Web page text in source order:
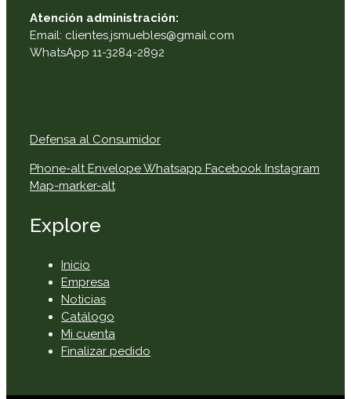
Atención administración:
Email: clientes.jsmuebles@gmail.com
WhatsApp 11-3284-2892
Defensa al Consumidor
Phone-alt EnvelopeWhatsapp Facebook Instagram
Map-marker-alt
Explore
Inicio
Empresa
Noticias
Catálogo
Mi cuenta
Finalizar pedido